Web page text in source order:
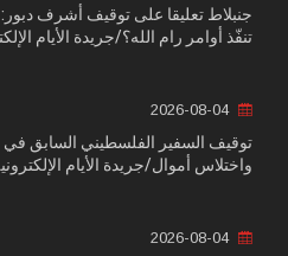
جنبلاط تعليقا على توقيف أشرف
تنفّذ أوامر رام الله؟/جريدة الأيام
2026-08-04
توقيف السفير الفلسطيني السابق في
واختلاس أموال/جريدة الأيام
2026-08-04